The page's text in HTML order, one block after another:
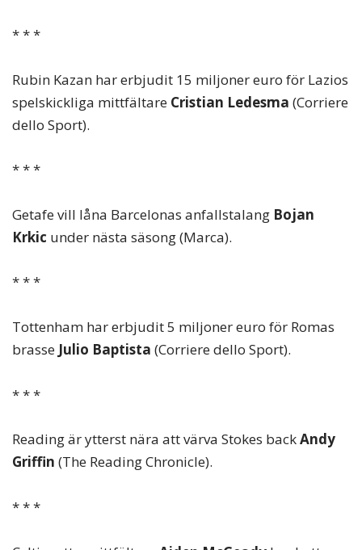
* * *
Rubin Kazan har erbjudit 15 miljoner euro för Lazios
spelskickliga mittfältare Cristian Ledesma (Corriere
dello Sport).
* * *
Getafe vill låna Barcelonas anfallstalang Bojan
Krkic under nästa säsong (Marca).
* * *
Tottenham har erbjudit 5 miljoner euro för Romas
brasse Julio Baptista (Corriere dello Sport).
* * *
Reading är ytterst nära att värva Stokes backAndy
Griffin (The Reading Chronicle).
* * *